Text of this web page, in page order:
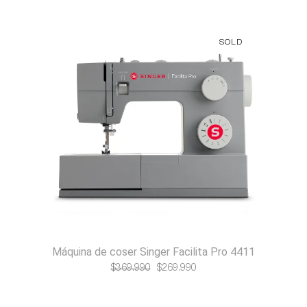
SOLD
Máquina de coser Singer Facilita Pro 4411
$369.990
El
$269.990El